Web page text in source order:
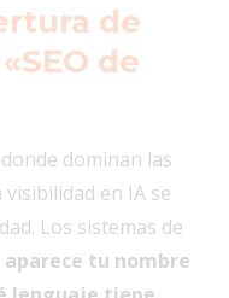
de
de
dominan las
en IA se
Los sistemas de
tu nombre